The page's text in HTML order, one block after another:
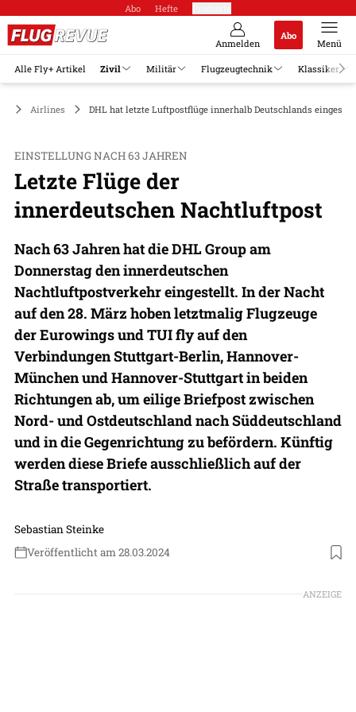
Abo Hefte
Anmelden
Abo
Menü
Alle Fly+ Artikel Zivil Militär Flugzeugtechnik Klassiker
Airlines DHL hat letzte Luftpostflüge innerhalb Deutschlands
EINSTELLUNG NACH 63 JAHREN
Letzte Flüge der
innerdeutschen Nachtluftpost
Nach 63 Jahren hat die DHL Group am
Donnerstag den innerdeutschen
Nachtluftpostverkehr eingestellt. In der Nacht
auf den 28. März hoben letztmalig Flugzeuge
der Eurowings und TUI fly auf den
Verbindungen Stuttgart-Berlin, Hannover-
München und Hannover-Stuttgart in beiden
Richtungen ab, um eilige Briefpost zwischen
Nord- und Ostdeutschland nach Süddeutschland
und in die Gegenrichtung zu befördern. Künftig
werden diese Briefe ausschließlich auf der
Straße transportiert.
Sebastian Steinke
Veröffentlicht am 28.03.2024
Foto: DHL Group
ANZEIGE